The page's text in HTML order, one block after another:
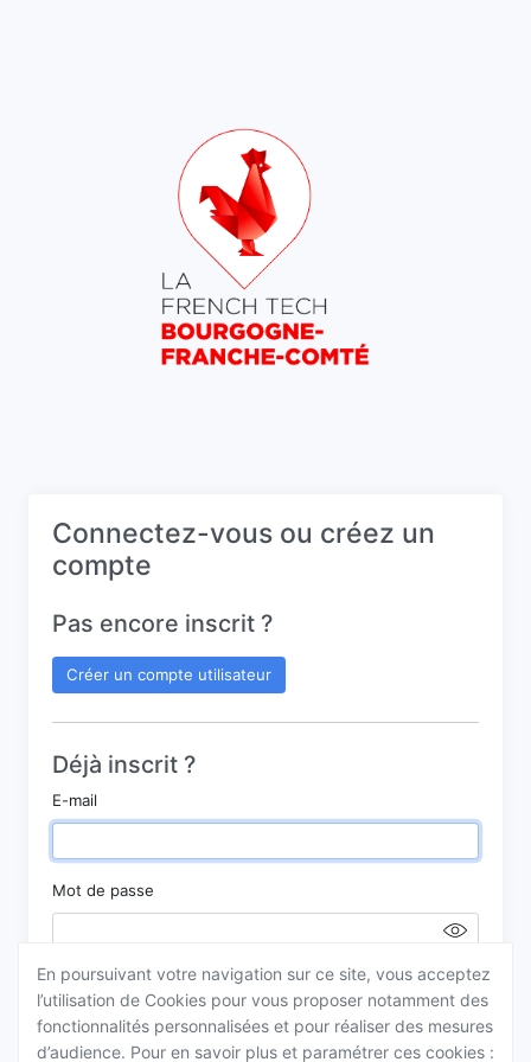
Connectez-vous ou créez un
compte
Pas encore inscrit ?
Créer un compte utilisateur
Déjà inscrit ?
E-mail
Mot de passe
Se souvenir de moi ?
En poursuivant votre navigation sur ce site, vous acceptez
l’utilisation de Cookies pour vous proposer notamment des
fonctionnalités personnalisées et pour réaliser des mesures
d’audience. Pour en savoir plus et paramétrer ces cookies :